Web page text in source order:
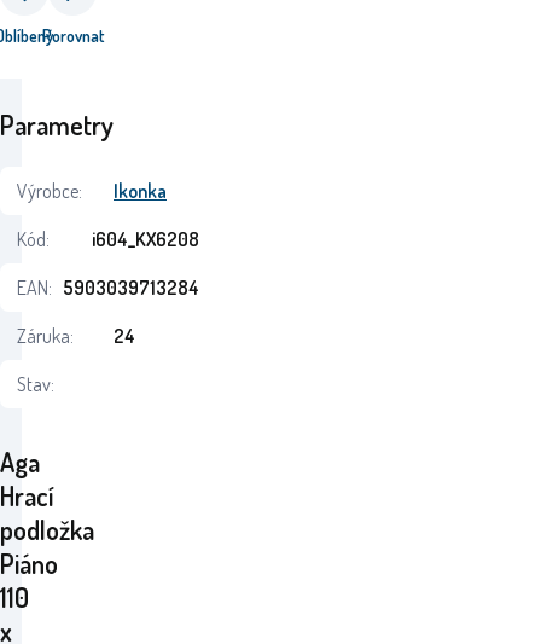
Porovnat
Aga
Hrací
podložka
Piáno
110
x
Parametry
Výrobce:
Ikonka
Kód:
i604_KX6208
EAN: 5903039713284
Záruka:
24
Stav: